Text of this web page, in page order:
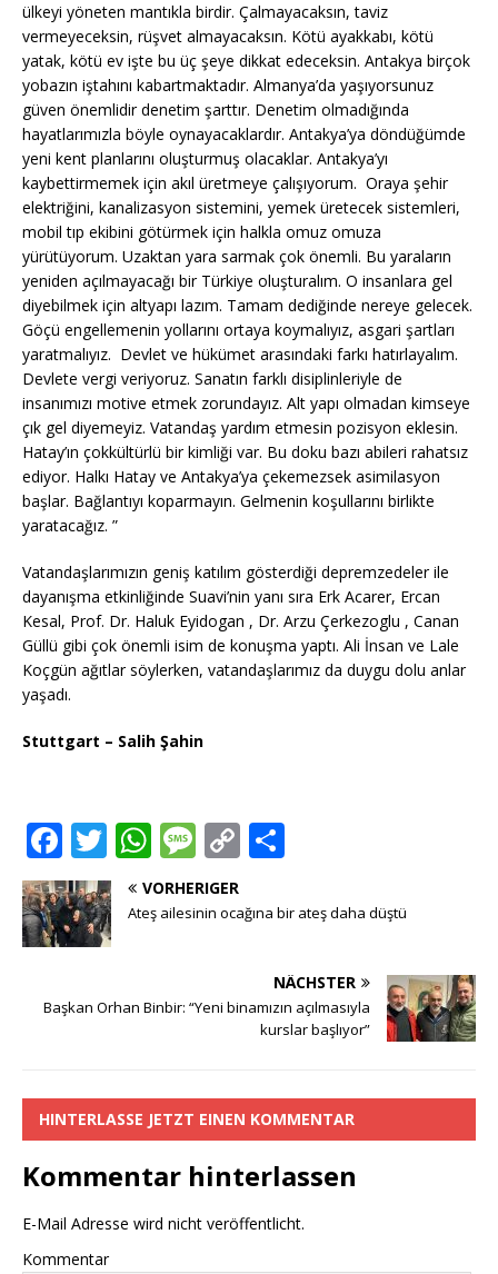
ülkeyi yöneten mantıkla birdir. Çalmayacaksın, taviz
vermeyeceksin, rüşvet almayacaksın. Kötü ayakkabı, kötü
yatak, kötü ev işte bu üç şeye dikkat edeceksin. Antakya birçok
yobazın iştahını kabartmaktadır. Almanya’da yaşıyorsunuz
güven önemlidir denetim şarttır. Denetim olmadığında
hayatlarımızla böyle oynayacaklardır. Antakya’ya döndüğümde
yeni kent planlarını oluşturmuş olacaklar. Antakya’yı
kaybettirmemek için akıl üretmeye çalışıyorum. Oraya şehir
elektriğini, kanalizasyon sistemini, yemek üretecek sistemleri,
mobil tıp ekibini götürmek için halkla omuz omuza
yürütüyorum. Uzaktan yara sarmak çok önemli. Bu yaraların
yeniden açılmayacağı bir Türkiye oluşturalım. O insanlara gel
diyebilmek için altyapı lazım. Tamam dediğinde nereye gelecek.
Göçü engellemenin yollarını ortaya koymalıyız, asgari şartları
yaratmalıyız. Devlet ve hükümet arasındaki farkı hatırlayalım.
Devlete vergi veriyoruz. Sanatın farklı disiplinleriyle de
insanımızı motive etmek zorundayız. Alt yapı olmadan kimseye
çık gel diyemeyiz. Vatandaş yardım etmesin pozisyon eklesin.
Hatay’ın çokkültürlü bir kimliği var. Bu doku bazı abileri rahatsız
ediyor. Halkı Hatay ve Antakya’ya çekemezsek asimilasyon
başlar. Bağlantıyı koparmayın. Gelmenin koşullarını birlikte
yaratacağız. ”
Vatandaşlarımızın geniş katılım gösterdiği depremzedeler ile
dayanışma etkinliğinde Suavi’nin yanı sıra Erk Acarer, Ercan
Kesal, Prof. Dr. Haluk Eyidogan , Dr. Arzu Çerkezoglu , Canan
Güllü gibi çok önemli isim de konuşma yaptı. Ali İnsan ve Lale
Koçgün ağıtlar söylerken, vatandaşlarımız da duygu dolu anlar
yaşadı.
Stuttgart – Salih Şahin
F
a
c
e
o
k
T
w
it
te
W
h
at
p
M
e
ss
e
C
p
n
le
VORHERIGER
Ateş ailesinin ocağına bir ateş daha düştü
NÄCHSTER
Başkan Orhan Binbir: “Yeni binamızın açılmasıyla
kurslar başlıyor”
HINTERLASSE JETZT EINEN KOMMENTAR
Kommentar hinterlassen
E-Mail Adresse wird nicht veröffentlicht.
Kommentar